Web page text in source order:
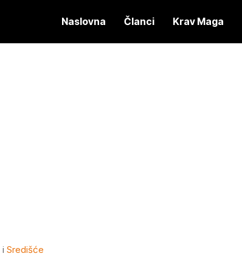
Naslovna Članci Krav Maga
i Središće